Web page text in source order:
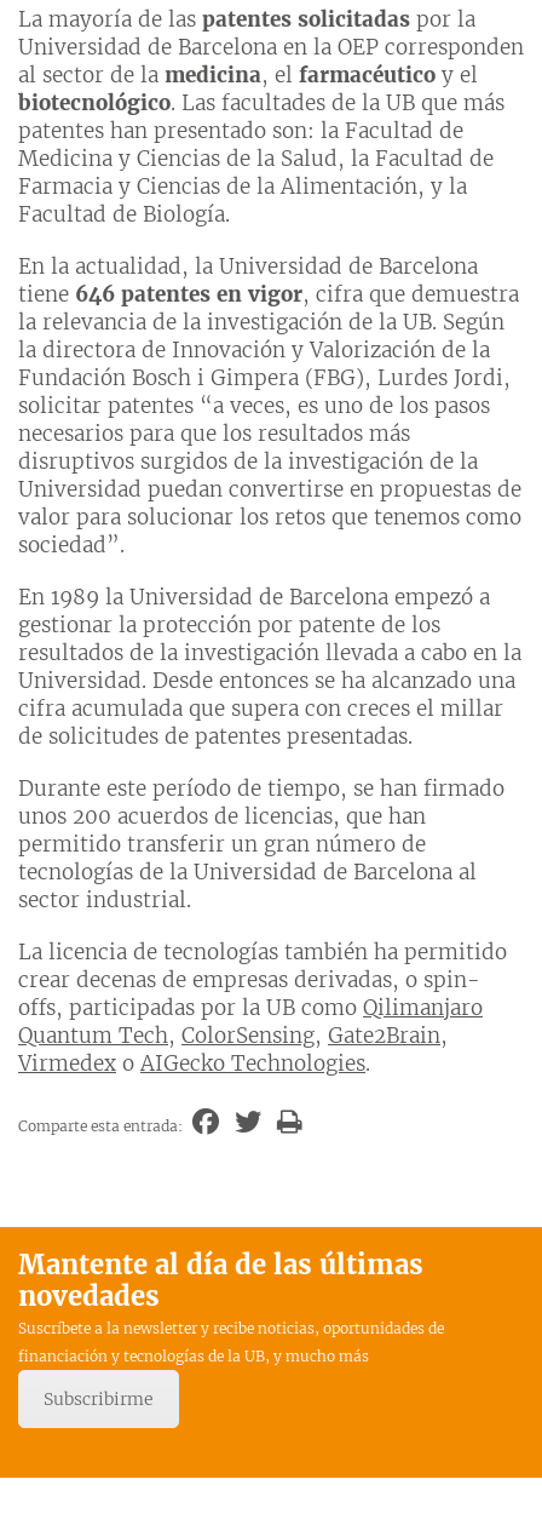
La mayoría de las patentes solicitadas por la
Universidad de Barcelona en la OEP corresponden
al sector de la medicina, el farmacéutico y el
biotecnológico. Las facultades de la UB que más
patentes han presentado son: la Facultad de
Medicina y Ciencias de la Salud, la Facultad de
Farmacia y Ciencias de la Alimentación, y la
Facultad de Biología.
En la actualidad, la Universidad de Barcelona
tiene 646 patentes en vigor, cifra que demuestra
la relevancia de la investigación de la UB. Según
la directora de Innovación y Valorización de la
Fundación Bosch i Gimpera (FBG), Lurdes Jordi,
solicitar patentes “a veces, es uno de los pasos
necesarios para que los resultados más
disruptivos surgidos de la investigación de la
Universidad puedan convertirse en propuestas de
valor para solucionar los retos que tenemos como
sociedad”.
En 1989 la Universidad de Barcelona empezó a
gestionar la protección por patente de los
resultados de la investigación llevada a cabo en la
Universidad. Desde entonces se ha alcanzado una
cifra acumulada que supera con creces el millar
de solicitudes de patentes presentadas.
Durante este período de tiempo, se han firmado
unos 200 acuerdos de licencias, que han
permitido transferir un gran número de
tecnologías de la Universidad de Barcelona al
sector industrial.
La licencia de tecnologías también ha permitido
crear decenas de empresas derivadas, o spin-
offs, participadas por la UB como Qilimanjaro
Quantum Tech, ColorSensing, Gate2Brain,
Virmedex oAIGecko Technologies.
Comparte esta entrada:
Mantente al día de las últimas
novedades
Suscríbete a la newsletter y recibe noticias, oportunidades de
financiación y tecnologías de la UB, y mucho más
Subscribirme